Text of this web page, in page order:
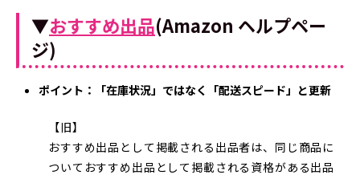
▼おすすめ出品(Amazon ヘルプペー
ジ)
ポイント：「在庫状況」ではなく「配送スピード」と更新
【旧】
おすすめ出品として掲載される出品者は、同じ商品に
ついておすすめ出品として掲載される資格がある出品